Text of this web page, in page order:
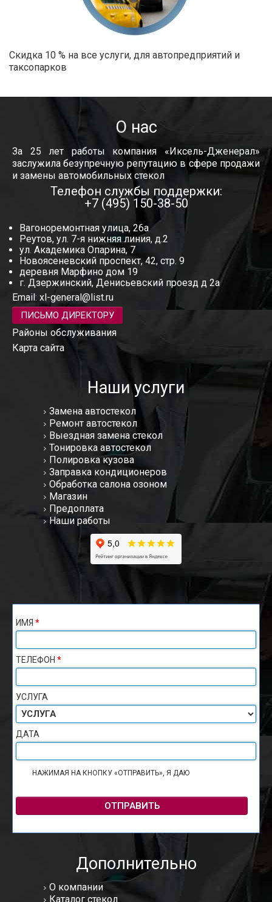
Скидка 10 % на все услуги, для автопредприятий и
таксопарков
О нас
За 25 лет работы компания «Иксель-Дженерал»
заслужила безупречную репутацию в сфере продажи
и замены автомобильных стекол
Телефон службы поддержки:
+7 (495) 150-38-50
Вагоноремонтная улица, 26а
Реутов, ул. 7-я нижняя линия, д.2
ул. Академика Опарина, 7
Новоясеневский проспект, 42, стр. 9
деревня Марфино дом 19
г. Дзержинский, Денисьевский проезд д 2а
Email: xl-general@list.ru
ПИСЬМО ДИРЕКТОРУ
Районы обслуживания
Карта сайта
Наши услуги
Замена автостекол
Ремонт автостекол
Выездная замена стекол
Тонировка автостекол
Полировка кузова
Заправка кондиционеров
Обработка салона озоном
Магазин
Предоплата
Наши работы
ИМЯ *
ТЕЛЕФОН *
УСЛУГА
ДАТА
НАЖИМАЯ НА КНОПКУ «ОТПРАВИТЬ», Я ДАЮ
ОТПРАВИТЬ
Дополнительно
О компании
Каталог стекол